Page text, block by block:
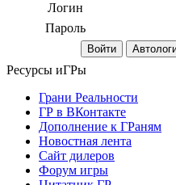
Логин
Пароль
Ресурсы иГРы
Грани Реальности
ГР в ВКонтакте
Дополнение к ГРаням
Новостная лента
Сайт дилеров
Форум игры